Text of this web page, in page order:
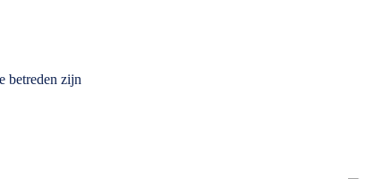
betreden zijn